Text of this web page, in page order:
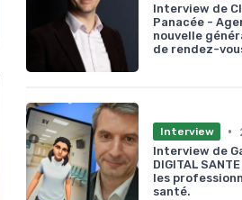
Interview de
Panacée -
nouvelle
de rendez-
Interview •
Interview de
DIGITAL
les
santé.